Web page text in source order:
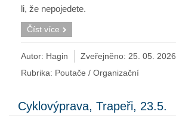
li, že nepojedete.
Číst více
Autor: Hagin Zveřejněno: 25. 05. 2026
Rubrika: Poutače / Organizační
Cyklovýprava, Trapeři, 23.5.